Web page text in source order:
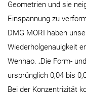
Geometrien und sie
Einspannung zu
DMG MORI haben
Wiederholgenauigkeit
Wenhao. „Die Form-
ursprünglich 0,04 bis
Bei der Konzentrizität